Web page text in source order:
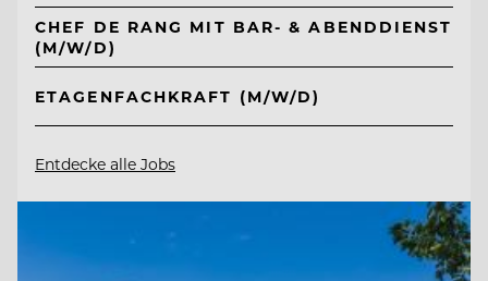
CHEF DE RANG MIT BAR- & ABENDDIENST
(M/W/D)
ETAGENFACHKRAFT (M/W/D)
Entdecke alle Jobs